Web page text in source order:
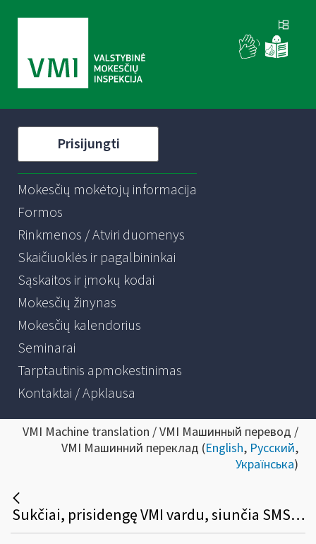
Prisijungti
Mokesčių mokėtojų informacija
Formos
Rinkmenos / Atviri duomenys
Skaičiuoklės ir pagalbininkai
Sąskaitos ir įmokų kodai
Mokesčių žinynas
Mokesčių kalendorius
Seminarai
Tarptautinis apmokestinimas
Kontaktai / Apklausa
VMI Machine translation / VMI Машинный перевод /
VMI Машинний переклад (English, Русский,
Українська)
Sukčiai, prisidengę VMI vardu, siunčia SMS ir skatina investuoti